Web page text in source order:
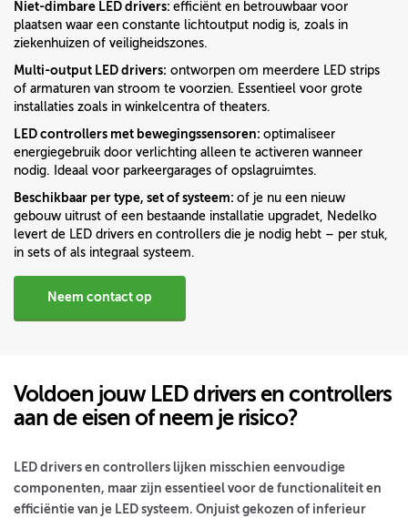
Niet-dimbare LED drivers: efficiënt en betrouwbaar voor
plaatsen waar een constante lichtoutput nodig is, zoals in
ziekenhuizen of veiligheidszones.
Multi-output LED drivers: ontworpen om meerdere LED strips
of armaturen van stroom te voorzien. Essentieel voor grote
installaties zoals in winkelcentra of theaters.
LED controllers met bewegingssensoren: optimaliseer
energiegebruik door verlichting alleen te activeren wanneer
nodig. Ideaal voor parkeergarages of opslagruimtes.
Beschikbaar per type, set of systeem: of je nu een nieuw
gebouw uitrust of een bestaande installatie upgradet, Nedelko
levert de LED drivers en controllers die je nodig hebt – per stuk,
in sets of als integraal systeem.
Neem contact op
Voldoen jouw LED drivers en controllers
aan de eisen of neem je risico?
LED drivers en controllers lijken misschien eenvoudige
componenten, maar zijn essentieel voor de functionaliteit en
efficiëntie van je LED systeem. Onjuist gekozen of inferieur